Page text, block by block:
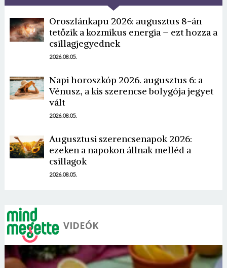
Oroszlánkapu 2026: augusztus 8-án
tetőzik a kozmikus energia – ezt hozza a
csillagjegyednek
2026.08.05.
Napi horoszkóp 2026. augusztus 6: a
Vénusz, a kis szerencse bolygója jegyet
vált
2026.08.05.
Augusztusi szerencsenapok 2026:
ezeken a napokon állnak melléd a
csillagok
2026.08.05.
VIDEÓK